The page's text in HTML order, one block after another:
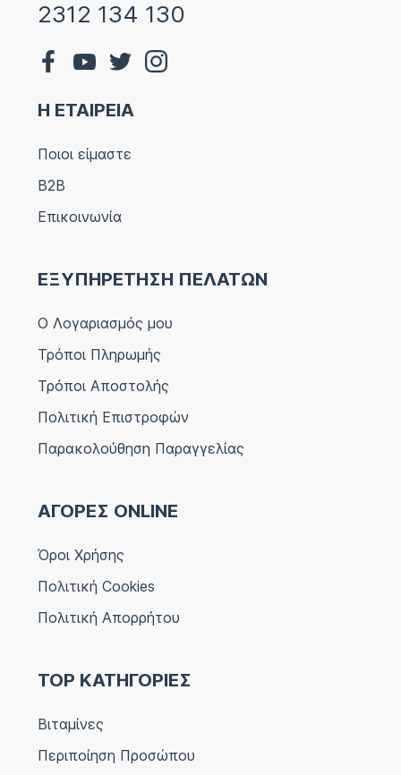
2312 134 130
Η ΕΤΑΙΡΕΙΑ
Ποιοι είμαστε
B2B
Επικοινωνία
ΕΞΥΠΗΡΕΤΗΣΗ ΠΕΛΑΤΩΝ
Ο Λογαριασμός μου
Τρόποι Πληρωμής
Τρόποι Αποστολής
Πολιτική Επιστροφών
Παρακολούθηση Παραγγελίας
ΑΓΟΡΕΣ ONLINE
Όροι Χρήσης
Πολιτική Cookies
Πολιτική Απορρήτου
TOP ΚΑΤΗΓΟΡΙΕΣ
Βιταμίνες
Περιποίηση Προσώπου